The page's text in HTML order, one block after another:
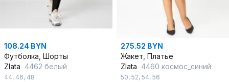
108.24 BYN
Футболка, Шорты
Zlata 4462 белый
44, 46, 48
275.52 BYN
Жакет, Платье
Zlata 4460 космос_синий
50, 52, 54, 56